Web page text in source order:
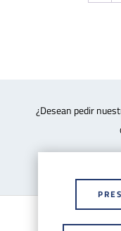
¿Desean pedir